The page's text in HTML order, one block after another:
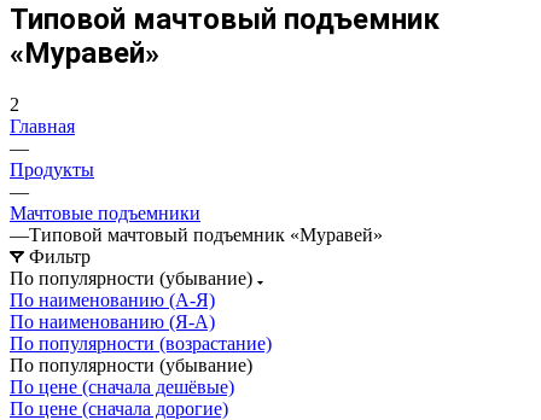
Типовой мачтовый подъемник
«Муравей»
2
Главная
—
Продукты
—
Мачтовые подъемники
—Типовой мачтовый подъемник «Муравей»
Фильтр
По популярности (убывание)
По наименованию (А-Я)
По наименованию (Я-А)
По популярности (возрастание)
По популярности (убывание)
По цене (сначала дешёвые)
По цене (сначала дорогие)